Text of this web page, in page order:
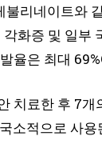
리네이트와
화증 및 일부
율은 최대
치료한 후 7
소적으로 사